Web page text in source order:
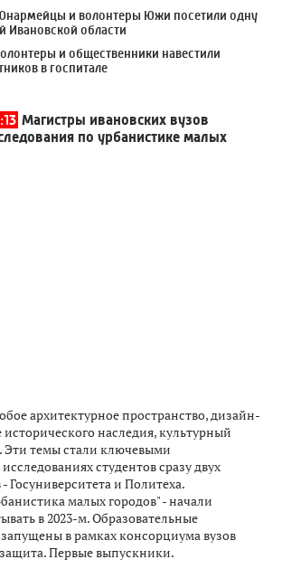
и волонтеры Южи посетили одну
Ивановской области
и общественники навестили
в госпитале
Магистры ивановских вузов
по урбанистике малых
архитектурное пространство, дизайн-
наследия, культурный
Эти темы стали ключевыми
студентов сразу двух
Госуниверситета и Политеха.
малых городов" - начали
в 2023-м. Образовательные
в рамках консорциума вузов
Первые выпускники.